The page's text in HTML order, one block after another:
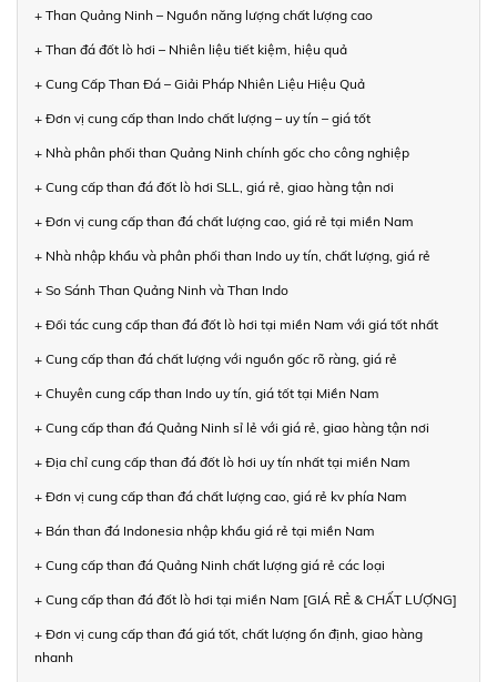
+ Than Quảng Ninh – Nguồn năng lượng chất lượng cao
+ Than đá đốt lò hơi – Nhiên liệu tiết kiệm, hiệu quả
+ Cung Cấp Than Đá – Giải Pháp Nhiên Liệu Hiệu Quả
+ Đơn vị cung cấp than Indo chất lượng – uy tín – giá tốt
+ Nhà phân phối than Quảng Ninh chính gốc cho công nghiệp
+ Cung cấp than đá đốt lò hơi SLL, giá rẻ, giao hàng tận nơi
+ Đơn vị cung cấp than đá chất lượng cao, giá rẻ tại miền Nam
+ Nhà nhập khẩu và phân phối than Indo uy tín, chất lượng, giá rẻ
+ So Sánh Than Quảng Ninh và Than Indo
+ Đối tác cung cấp than đá đốt lò hơi tại miền Nam với giá tốt nhất
+ Cung cấp than đá chất lượng với nguồn gốc rõ ràng, giá rẻ
+ Chuyên cung cấp than Indo uy tín, giá tốt tại Miền Nam
+ Cung cấp than đá Quảng Ninh sỉ lẻ với giá rẻ, giao hàng tận nơi
+ Địa chỉ cung cấp than đá đốt lò hơi uy tín nhất tại miền Nam
+ Đơn vị cung cấp than đá chất lượng cao, giá rẻ kv phía Nam
+ Bán than đá Indonesia nhập khẩu giá rẻ tại miền Nam
+ Cung cấp than đá Quảng Ninh chất lượng giá rẻ các loại
+ Cung cấp than đá đốt lò hơi tại miền Nam [GIÁ RẺ & CHẤT LƯỢNG]
+ Đơn vị cung cấp than đá giá tốt, chất lượng ổn định, giao hàng
nhanh